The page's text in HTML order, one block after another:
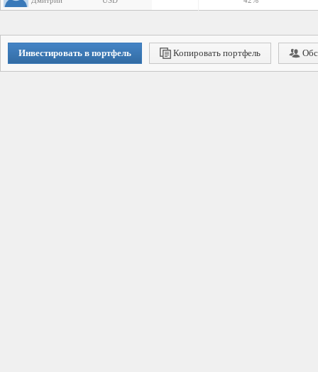
Инвестировать в портфель Копировать портфель